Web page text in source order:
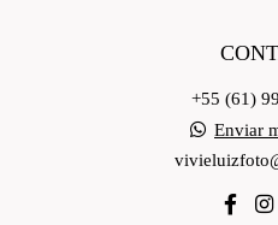
+55 (61)
Enviar